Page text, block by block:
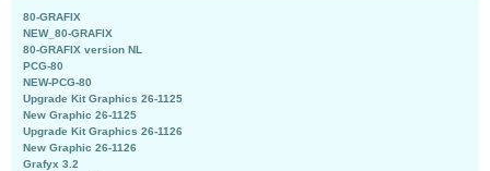
80-GRAFIX
NEW_80-GRAFIX
80-GRAFIX version NL
PCG-80
NEW-PCG-80
Upgrade Kit Graphics 26-1125
New Graphic 26-1125
Upgrade Kit Graphics 26-1126
New Graphic 26-1126
Grafyx 3.2